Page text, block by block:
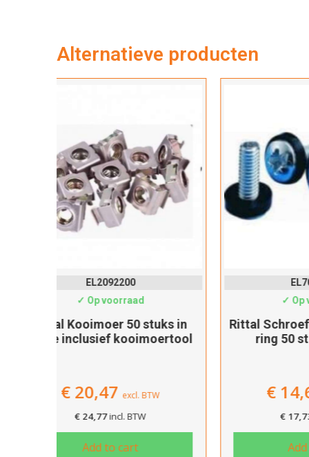
Alternatieve producten
EL7094100
✓ Op voorraad
Rittal Schroef inclusief plastic
ring 50 stuks in zakje
€14,65
€ 17,73
Add to cart
1U
met